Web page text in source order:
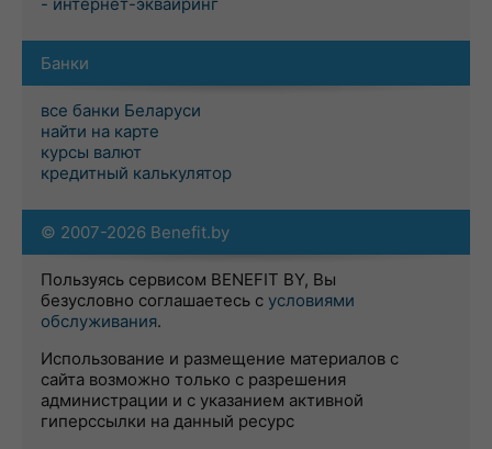
Банки
все банки Беларуси
найти на карте
курсы валют
кредитный калькулятор
© 2007-2026 Benefit.by
Пользуясь сервисом BENEFIT BY, Вы
безусловно соглашаетесь с условиями
обслуживания.
Использование и размещение материалов с
сайта возможно только с разрешения
администрации и с указанием активной
гиперссылки на данный ресурс